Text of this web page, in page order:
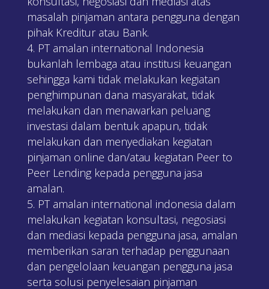
masalah pinjaman antara pengguna dengan
pihak Kreditur atau Bank.
PT amalan international Indonesia
bukanlah lembaga atau institusi keuangan
sehingga kami tidak melakukan kegiatan
penghimpunan dana masyarakat, tidak
melakukan dan menawarkan peluang
investasi dalam bentuk apapun, tidak
melakukan dan menyediakan kegiatan
pinjaman online dan/atau kegiatan Peer to
Peer Lending kepada pengguna jasa
amalan.
PT amalan international indonesia dalam
melakukan kegiatan konsultasi, negosiasi
dan mediasi kepada pengguna jasa, amalan
memberikan saran terhadap penggunaan
dan pengelolaan keuangan pengguna jasa
serta solusi penyelesaian pinjaman